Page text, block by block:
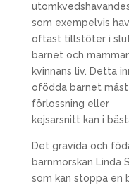
som exempelvis
oftast tillstöter i
barnet och
kvinnans liv. Detta
ofödda barnet
förlossning eller
kejsarsnitt kan i
Det gravida och
barnmorskan
som kan stoppa en